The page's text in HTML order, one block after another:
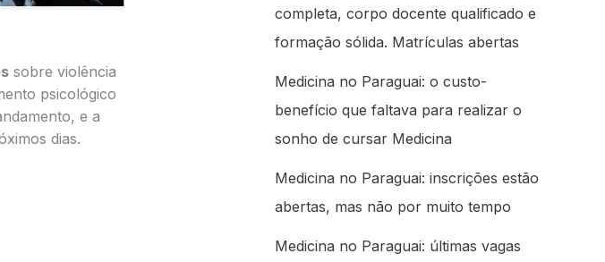
sobre violência
psicológico
e a
dias.
completa, corpo docente qualificado e
formação sólida. Matrículas abertas
Medicina no Paraguai: o custo-
benefício que faltava para realizar o
sonho de cursar Medicina
Medicina no Paraguai: inscrições estão
abertas, mas não por muito tempo
Medicina no Paraguai: últimas vagas